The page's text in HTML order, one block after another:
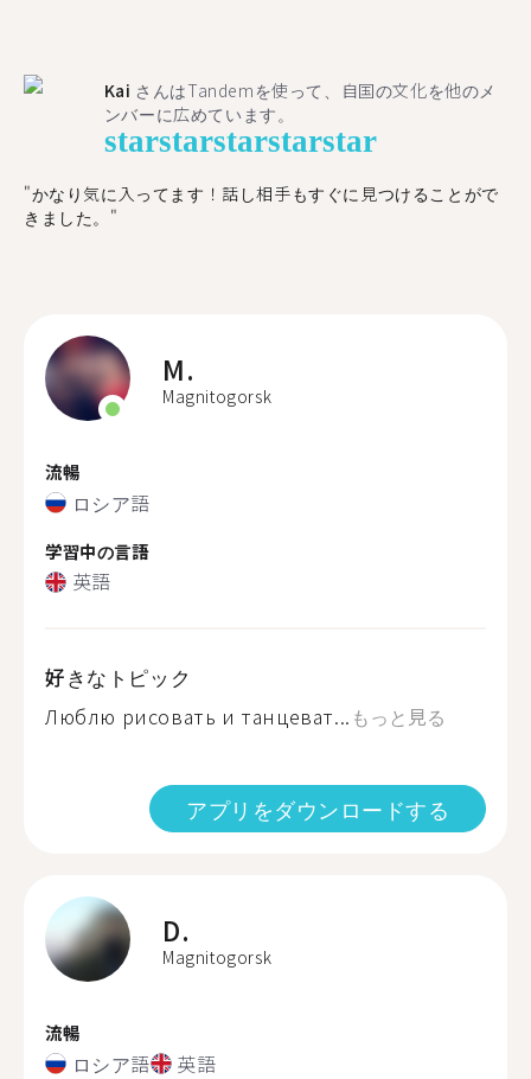
Kai さんはTandemを使って、自国の文化を他のメ
ンバーに広めています。
starstarstarstarstar
"かなり気に入ってます！話し相手もすぐに見つけることがで
きました。"
M.
Magnitogorsk
流暢
ロシア語
学習中の言語
英語
好きなトピック
Люблю рисовать и танцеват... もっと見る
アプリをダウンロードする
D.
Magnitogorsk
流暢
ロシア語 英語